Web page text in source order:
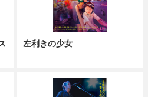
左利きの少女